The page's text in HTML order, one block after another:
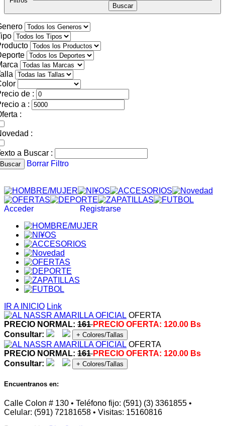
de :
a :
:
:
a Buscar :
Buscar Borrar Filtro
Acceder Registrarse
IR A INICIO Link
OFERTA
PRECIO NORMAL: 161PRECIO OFERTA: 120.00 Bs
Consultar:
+ Colores/Tallas
OFERTA
PRECIO NORMAL: 161PRECIO OFERTA: 120.00 Bs
Consultar:
+ Colores/Tallas
Encuentranos en:
Calle Colon # 130 • Teléfono fijo: (591) (3) 3361855 •
Celular: (591) 72181658 • Visitas: 15160816